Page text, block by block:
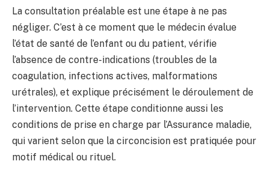
La consultation préalable est une étape à ne pas
négliger. C’est à ce moment que le médecin évalue
l’état de santé de l’enfant ou du patient, vérifie
l’absence de contre-indications (troubles de la
coagulation, infections actives, malformations
urétrales), et explique précisément le déroulement de
l’intervention. Cette étape conditionne aussi les
conditions de prise en charge par l’Assurance maladie,
qui varient selon que la circoncision est pratiquée pour
motif médical ou rituel.